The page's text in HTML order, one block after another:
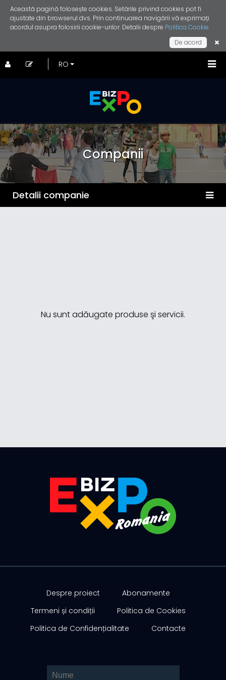
Această pagină folosește cookies. Setările privind cookies pot fi
ajustate din browserul dvs. Prin continuarea navigării vă exprimați
acordul asupra folosirii cookie-urilor. Detalii despre Politica Cookie
De acord
Companii
Detalii companie
Nu sunt adăugate produse şi servicii.
Despre proiect
Abonamente
Termeni și condiții
Politica de Cookies
Politica de Confidențialitate
Contacte